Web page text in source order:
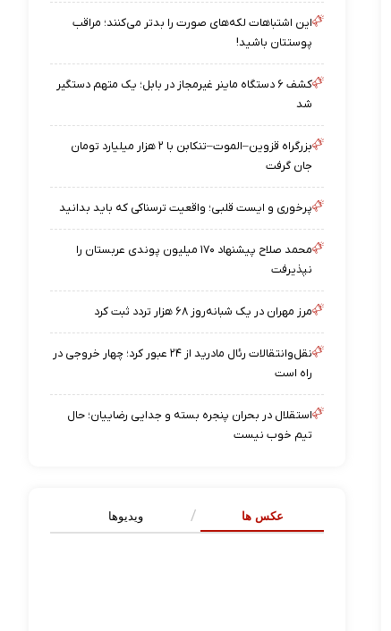
این اشتباهات لکه‌های صورت را بدتر می‌کنند؛ مراقب
پوستتان باشید!
کشف ۶ دستگاه ماینر غیرمجاز در بابل؛ یک متهم دستگیر
شد
بزرگراه قزوین–الموت–تنکابن با ۲ هزار میلیارد تومان
جان گرفت
پرخوری و ایست قلبی؛ واقعیت ترسناکی که باید بدانید
محمد صلاح پیشنهاد ۱۷۰ میلیون پوندی عربستان را
نپذیرفت
مرز مهران در یک شبانه‌روز ۶۸ هزار تردد ثبت کرد
نقل‌وانتقالات رئال مادرید از ۲۴ عبور کرد؛ چهار خروجی در
راه است
استقلال در بحران پنجره بسته و جدایی رضاییان؛ حال
تیم خوب نیست
عکس ها ویدیوها